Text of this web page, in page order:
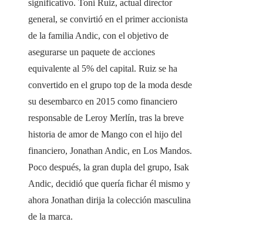
significativo. Toni Ruiz, actual director
general, se convirtió en el primer accionista
de la familia Andic, con el objetivo de
asegurarse un paquete de acciones
equivalente al 5% del capital. Ruiz se ha
convertido en el grupo top de la moda desde
su desembarco en 2015 como financiero
responsable de Leroy Merlín, tras la breve
historia de amor de Mango con el hijo del
financiero, Jonathan Andic, en Los Mandos.
Poco después, la gran dupla del grupo, Isak
Andic, decidió que quería fichar él mismo y
ahora Jonathan dirija la colección masculina
de la marca.